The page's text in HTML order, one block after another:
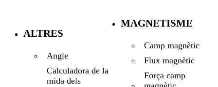
ALTRES
Angle
Calculadora de la
mida dels
MAGNETISME
Camp magnètic
Flux magnètic
Força camp